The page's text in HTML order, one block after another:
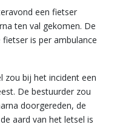
een fietser
ten val gekomen. De
is per ambulance
zou bij het incident een
De bestuurder zou
doorgereden, de
aard van het letsel is